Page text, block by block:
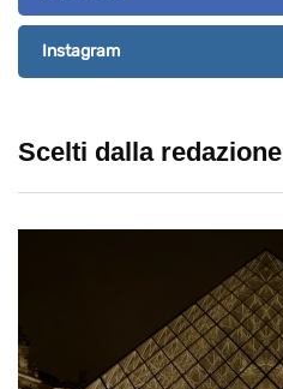
Instagram
Scelti dalla redazione